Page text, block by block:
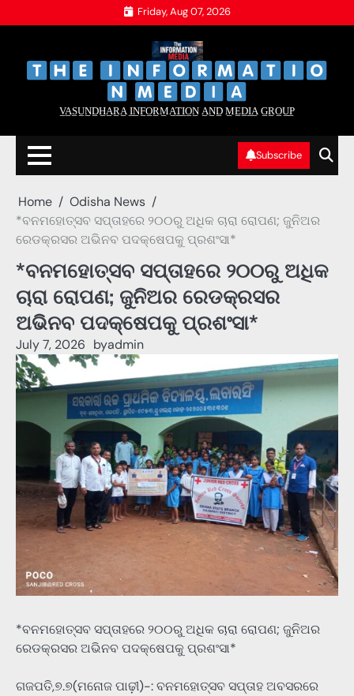
to
Friday, Aug 07, 2026
V̲A̲S̲U̲N̲D̲H̲A̲R̲A̲ I̲N̲F̲O̲R̲M̲A̲T̲I̲O̲N̲ A̲N̲D̲ M̲E̲D̲I̲A̲ G̲R̲O̲U̲P̲
Subscribe
Home
Odisha News
*ବନମହୋତ୍ସବ ସପ୍ତାହରେ ୨୦୦ରୁ ଅଧିକ ଚାରା ରୋପଣ; ଜୁନିଅର
ରେଡକ୍ରସର ଅଭିନବ ପଦକ୍ଷେପକୁ ପ୍ରଶଂସା*
*ବନମହୋତ୍ସବ ସପ୍ତାହରେ ୨୦୦ରୁ ଅଧିକ
ଚାରା ରୋପଣ; ଜୁନିଅର ରେଡକ୍ରସର
ଅଭିନବ ପଦକ୍ଷେପକୁ ପ୍ରଶଂସା*
July 7, 2026 byadmin
*ବନମହୋତ୍ସବ ସପ୍ତାହରେ ୨୦୦ରୁ ଅଧିକ ଚାରା ରୋପଣ; ଜୁନିଅର
ରେଡକ୍ରସର ଅଭିନବ ପଦକ୍ଷେପକୁ ପ୍ରଶଂସା*
ଗଜପତି,୭.୭(ମନୋଜ ପାଢ଼ୀ)-: ବନମହୋତ୍ସବ ସପ୍ତାହ ଅବସରରେ